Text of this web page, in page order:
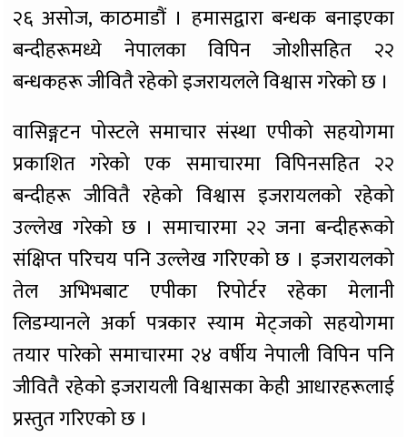
२६ असोज, काठमाडौं । हमासद्वारा बन्धक बनाइएका
बन्दीहरूमध्ये नेपालका विपिन जोशीसहित २२
बन्धकहरू जीवितै रहेको इजरायलले विश्वास गरेको छ ।
वासिङ्गटन पोस्टले समाचार संस्था एपीको सहयोगमा
प्रकाशित गरेको एक समाचारमा विपिनसहित २२
बन्दीहरू जीवितै रहेको विश्वास इजरायलको रहेको
उल्लेख गरेको छ । समाचारमा २२ जना बन्दीहरूको
संक्षिप्त परिचय पनि उल्लेख गरिएको छ । इजरायलको
तेल अभिभबाट एपीका रिपोर्टर रहेका मेलानी
लिडम्यानले अर्का पत्रकार स्याम मेट्जको सहयोगमा
तयार पारेको समाचारमा २४ वर्षीय नेपाली विपिन पनि
जीवितै रहेको इजरायली विश्वासका केही आधारहरूलाई
प्रस्तुत गरिएको छ ।